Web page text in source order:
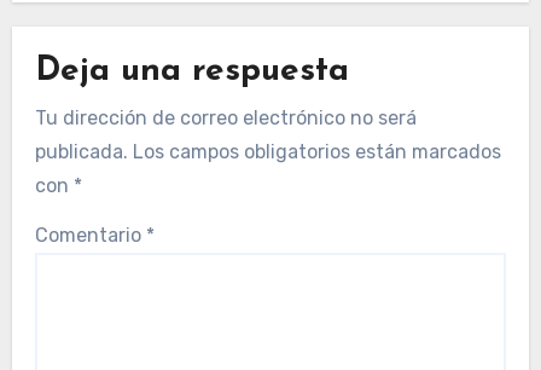
Deja una respuesta
Tu dirección de correo electrónico no será
publicada. Los campos obligatorios están marcados
con *
Comentario *